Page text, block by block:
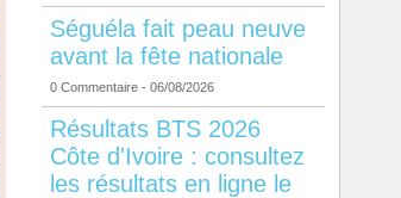
Séguéla fait peau neuve
avant la fête nationale
0 Commentaire - 06/08/2026
Résultats BTS 2026
Côte d'Ivoire : consultez
les résultats en ligne le